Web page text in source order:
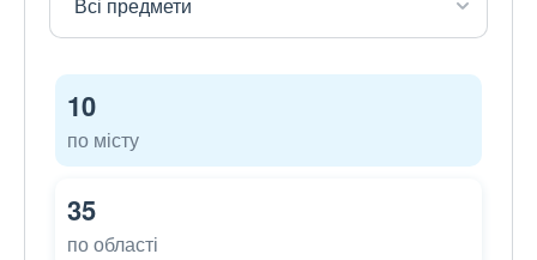
10
по місту
35
по області